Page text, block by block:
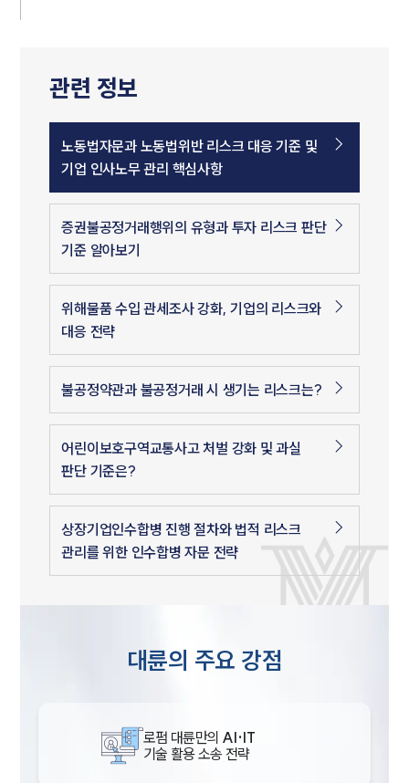
관련 정보
노동법자문과 노동법위반 리스크 대응 기준 및
기업 인사노무 관리 핵심사항
증권불공정거래행위의 유형과 투자 리스크 판단
기준 알아보기
위해물품 수입 관세조사 강화, 기업의 리스크와
대응 전략
불공정약관과 불공정거래 시 생기는 리스크는?
어린이보호구역교통사고 처벌 강화 및 과실
판단 기준은?
상장기업인수합병 진행 절차와 법적 리스크
관리를 위한 인수합병 자문 전략
대륜의 주요 강점
로펌 대륜만의 AI·IT
기술 활용 소송 전략